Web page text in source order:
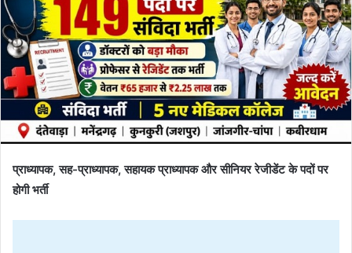
प्राध्यापक, सह-प्राध्यापक, सहायक प्राध्यापक और सीनियर रेजीडेंट के पदों पर
होगी भर्ती